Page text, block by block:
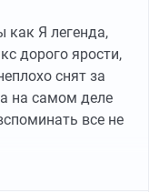
Я легенда,
дорого ярости,
снят за
на самом деле
все не